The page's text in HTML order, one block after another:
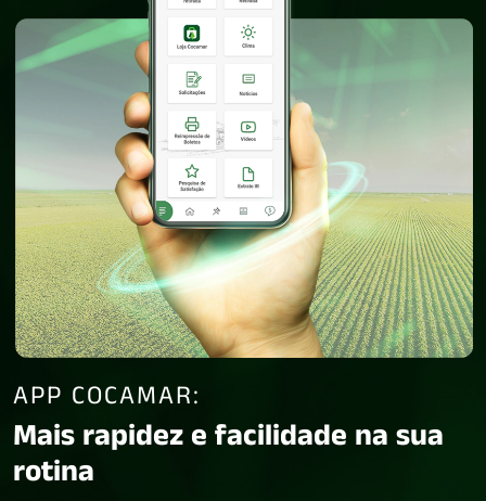
APP COCAMAR:
Mais rapidez e facilidade na sua
rotina